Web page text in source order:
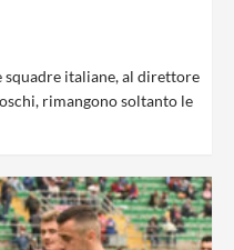
squadre italiane, al direttore
rimangono soltanto le